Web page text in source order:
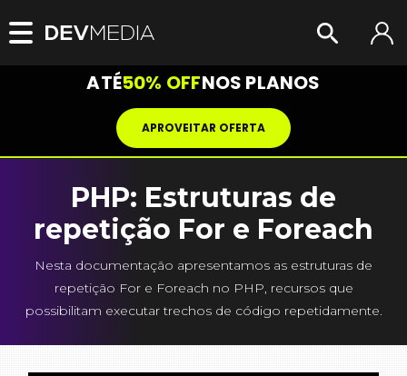
ATÉ50% OFFNOS PLANOS
APROVEITAR OFERTA
PHP: Estruturas de
repetição For e Foreach
Nesta documentação apresentamos as estruturas de
repetição For e Foreach no PHP, recursos que
possibilitam executar trechos de código repetidamente.